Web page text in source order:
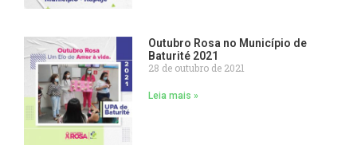
Outubro Rosa no Município de
Baturité 2021
28 de outubro de 2021
Leia mais »